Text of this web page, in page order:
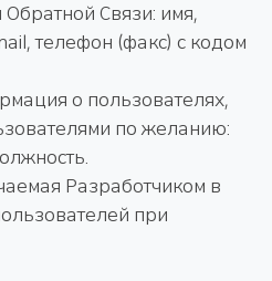
Связи: имя,
телефон (факс) с кодом
о пользователях,
по желанию:
Разработчиком в
при